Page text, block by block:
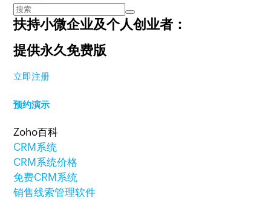
扶持小微企业及个人创业者：
提供永久免费版
立即注册
预约演示
Zoho百科
CRM系统
CRM系统价格
免费CRM系统
销售线索管理软件